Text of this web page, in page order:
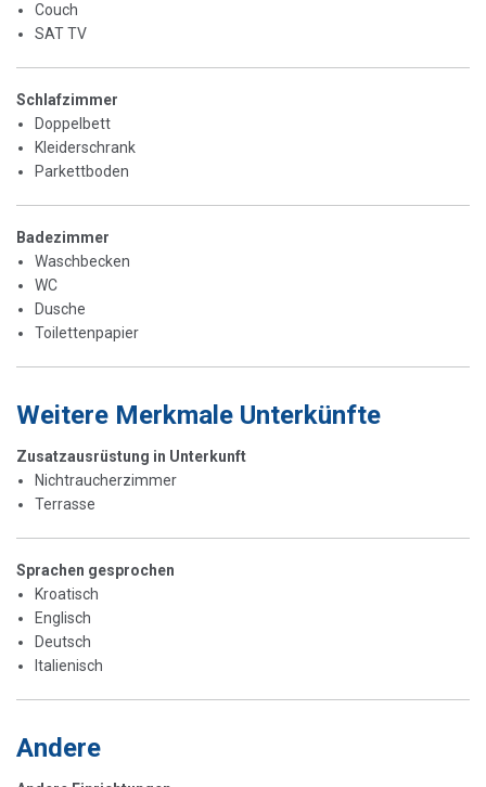
Couch
SAT TV
Schlafzimmer
Doppelbett
Kleiderschrank
Parkettboden
Badezimmer
Waschbecken
WC
Dusche
Toilettenpapier
Weitere Merkmale Unterkünfte
Zusatzausrüstung in Unterkunft
Nichtraucherzimmer
Terrasse
Sprachen gesprochen
Kroatisch
Englisch
Deutsch
Italienisch
Andere